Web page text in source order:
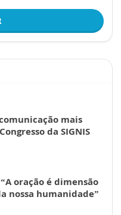
mais
da SIGNIS
oração é dimensão
nossa humanidade”